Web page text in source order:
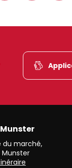
et de l’une
du marché,
Munster